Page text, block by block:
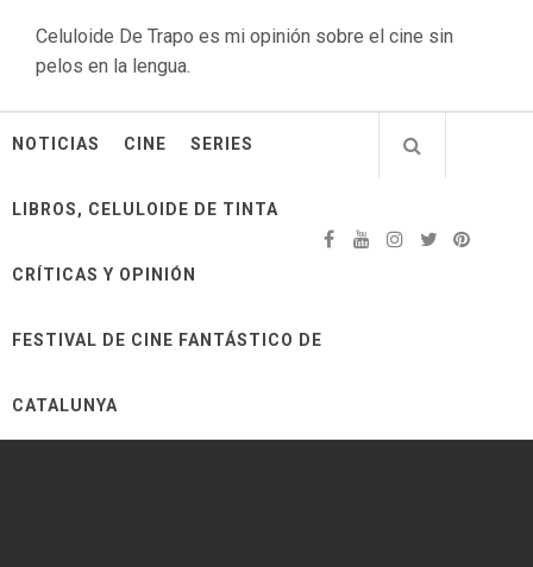
Celuloide De Trapo es mi opinión sobre el cine sin
pelos en la lengua.
NOTICIAS CINE SERIES
LIBROS, CELULOIDE DE TINTA
CRÍTICAS Y OPINIÓN
FESTIVAL DE CINE FANTÁSTICO DE
CATALUNYA